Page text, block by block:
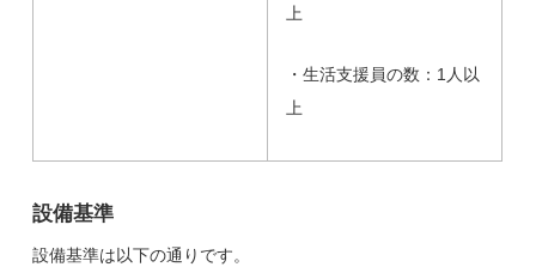
上
・生活支援員の数：1人以
上
設備基準
設備基準は以下の通りです。